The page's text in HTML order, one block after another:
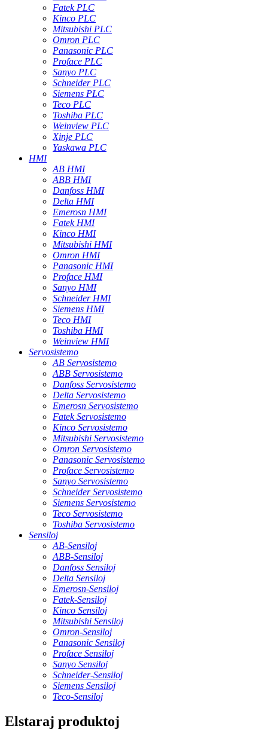
Fatek PLC
Kinco PLC
Mitsubishi PLC
Omron PLC
Panasonic PLC
Proface PLC
Sanyo PLC
Schneider PLC
Siemens PLC
Teco PLC
Toshiba PLC
Weinview PLC
Xinje PLC
Yaskawa PLC
HMI
AB HMI
ABB HMI
Danfoss HMI
Delta HMI
Emerosn HMI
Fatek HMI
Kinco HMI
Mitsubishi HMI
Omron HMI
Panasonic HMI
Proface HMI
Sanyo HMI
Schneider HMI
Siemens HMI
Teco HMI
Toshiba HMI
Weinview HMI
Servosistemo
AB Servosistemo
ABB Servosistemo
Danfoss Servosistemo
Delta Servosistemo
Emerosn Servosistemo
Fatek Servosistemo
Kinco Servosistemo
Mitsubishi Servosistemo
Omron Servosistemo
Panasonic Servosistemo
Proface Servosistemo
Sanyo Servosistemo
Schneider Servosistemo
Siemens Servosistemo
Teco Servosistemo
Toshiba Servosistemo
Sensiloj
AB-Sensiloj
ABB-Sensiloj
Danfoss Sensiloj
Delta Sensiloj
Emerosn-Sensiloj
Fatek-Sensiloj
Kinco Sensiloj
Mitsubishi Sensiloj
Omron-Sensiloj
Panasonic Sensiloj
Proface Sensiloj
Sanyo Sensiloj
Schneider-Sensiloj
Siemens Sensiloj
Teco-Sensiloj
Elstaraj produktoj